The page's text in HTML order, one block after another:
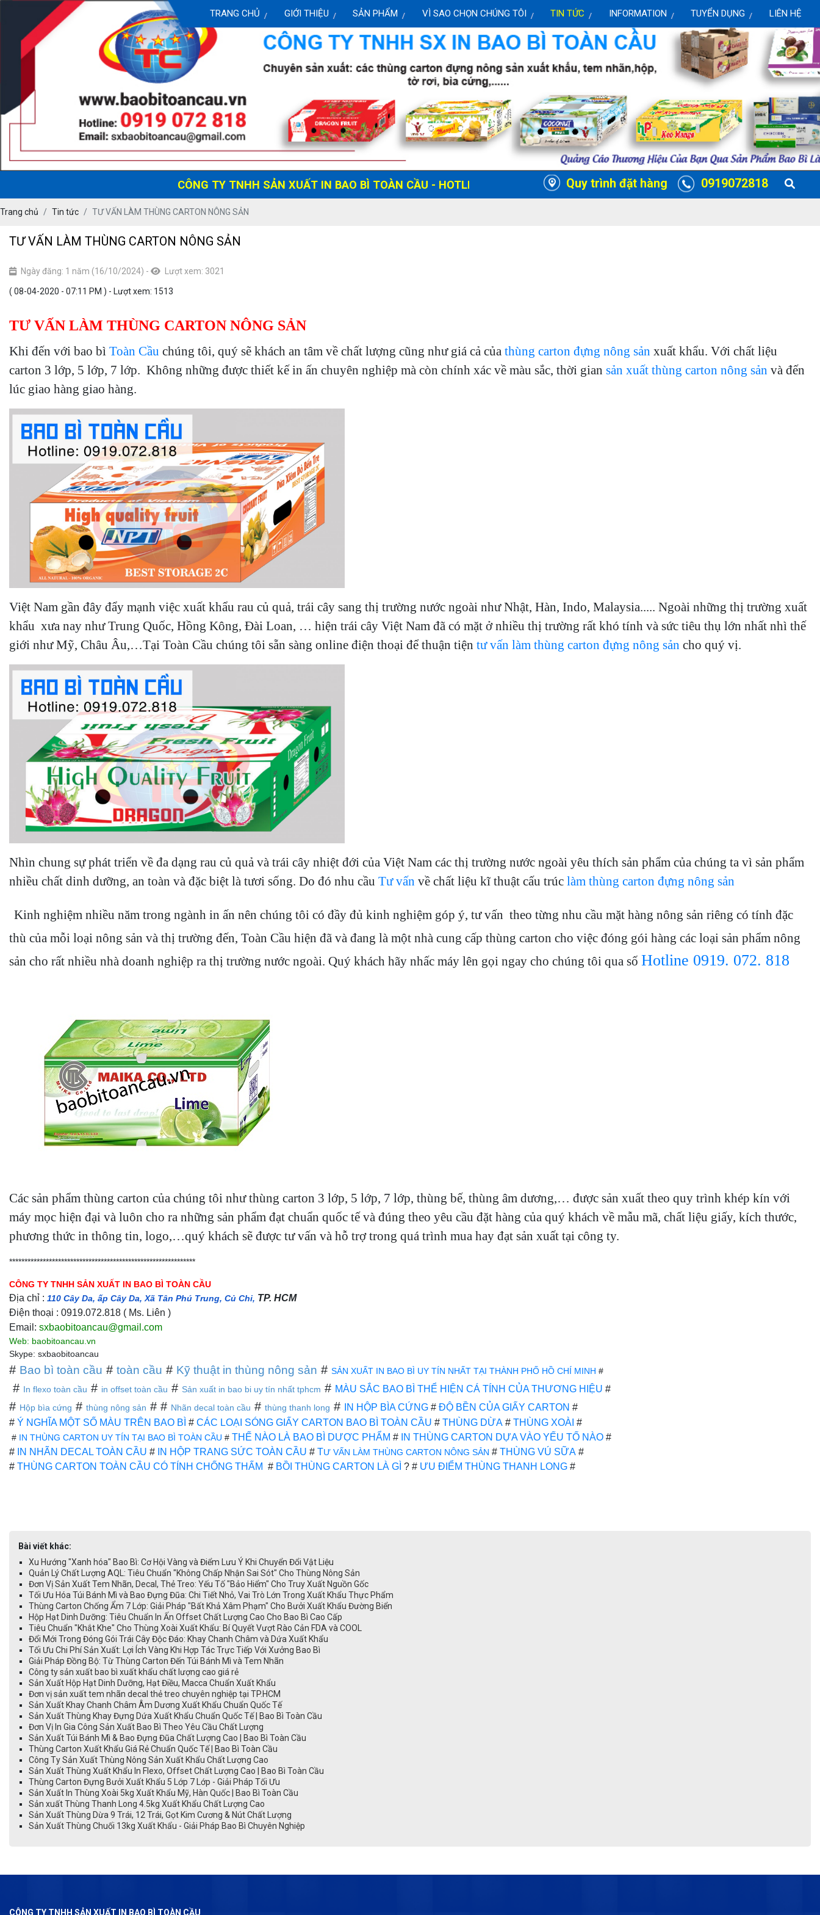
CÔNG TY TNHH SẢN XUẤT IN BAO BÌ TOÀN CẦU - HOTLINE: 0919 072 818 Quy trình đặt hàng 0919072818
TRANG CHỦ GIỚI THIỆU SẢN PHẨM VÌ SAO CHỌN CHÚNG TÔI TIN TỨC INFORMATION TUYỂN DỤNG LIÊN HỆ
Trang chủ Tin tức TƯ VẤN LÀM THÙNG CARTON NÔNG SẢN
TƯ VẤN LÀM THÙNG CARTON NÔNG SẢN
Ngày đăng: 1 năm (16/10/2024) - Lượt xem: 3021
( 08-04-2020 - 07:11 PM ) - Lượt xem: 1513
TƯ VẤN LÀM THÙNG CARTON NÔNG SẢN
Khi đến với bao bì Toàn Cầu chúng tôi, quý sẽ khách an tâm về chất lượng cũng như giá cả của thùng carton đựng nông sản xuất khẩu. Với chất liệu
carton 3 lớp, 5 lớp, 7 lớp. Không những được thiết kế in ấn chuyên nghiệp mà còn chính xác về màu sắc, thời gian sản xuất thùng carton nông sản và đến
lúc giao hàng giao hàng.
Việt Nam gần đây đẩy mạnh việc xuất khẩu rau củ quả, trái cây sang thị trường nước ngoài như Nhật, Hàn, Indo, Malaysia..... Ngoài những thị trường xuất
khẩu xưa nay như Trung Quốc, Hồng Kông, Đài Loan, … hiện trái cây Việt Nam đã có mặt ở nhiều thị trường rất khó tính và sức tiêu thụ lớn nhất nhì thế
giới như Mỹ, Châu Âu,…Tại Toàn Cầu chúng tôi sẵn sàng online điện thoại để thuận tiện tư vấn làm thùng carton đựng nông sản cho quý vị.
Nhìn chung sự phát triển về đa dạng rau củ quả và trái cây nhiệt đới của Việt Nam các thị trường nước ngoài yêu thích sản phẩm của chúng ta vì sản phẩm
nhiều chất dinh dưỡng, an toàn và đặc biệt là tươi sống. Do đó nhu cầu Tư vấn về chất liệu kĩ thuật cấu trúc làm thùng carton đựng nông sản
Kinh nghiệm nhiều năm trong ngành in ấn nên chúng tôi có đầy đủ kinh nghiệm góp ý, tư vấn theo từng nhu cầu mặt hàng nông sản riêng có tính đặc
thù của mỗi loại nông sản và thị trường đến, Toàn Cầu hiện đã và đang là một nhà cung cấp thùng carton cho việc đóng gói hàng các loại sản phẩm nông
sản cho rất nhiều nhà doanh nghiệp ra thị trường nước ngoài. Quý khách hãy nhấc máy lên gọi ngay cho chúng tôi qua số Hotline 0919. 072. 818
Các sản phẩm thùng carton của chúng tôi như thùng carton 3 lớp, 5 lớp, 7 lớp, thùng bế, thùng âm dương,… được sản xuất theo quy trình khép kín với
máy mọc hiện đại và luôn cho ra những sản phẩm đạt chuẩn quốc tế và đúng theo yêu cầu đặt hàng của quý khách về mẫu mã, chất liệu giấy, kích thước,
phương thức in thông tin, logo,…quý khách sẽ được tư vấn và hỗ trợ trong quá trình mua hay đạt sản xuất tại công ty.
*************************************************************
CÔNG TY TNHH SẢN XUẤT IN BAO BÌ TOÀN CẦU
Địa chỉ : 110 Cây Da, ấp Cây Da, Xã Tân Phú Trung, Củ Chi, TP. HCM
Điện thoại : 0919.072.818 ( Ms. Liên )
Email: sxbaobitoancau@gmail.com
Web: baobitoancau.vn
Skype: sxbaobitoancau
# Bao bì toàn cầu # toàn cầu # Kỹ thuật in thùng nông sản # SẢN XUẤT IN BAO BÌ UY TÍN NHẤT TẠI THÀNH PHỐ HỒ CHÍ MINH #
# In flexo toàn cầu # in offset toàn cầu # Sản xuất in bao bi uy tín nhất tphcm # MÀU SẮC BAO BÌ THỂ HIỆN CÁ TÍNH CỦA THƯƠNG HIỆU #
# Hộp bìa cứng # thùng nông sản # # Nhãn decal toàn cầu # thùng thanh long # IN HỘP BÌA CỨNG # ĐỘ BỀN CỦA GIẤY CARTON #
# Ý NGHĨA MỘT SỐ MÀU TRÊN BAO BÌ # CÁC LOẠI SÓNG GIẤY CARTON BAO BÌ TOÀN CẦU # THÙNG DỪA # THÙNG XOÀI #
# IN THÙNG CARTON UY TÍN TẠI BAO BÌ TOÀN CẦU # THẾ NÀO LÀ BAO BÌ DƯỢC PHẨM # IN THÙNG CARTON DỰA VÀO YẾU TỐ NÀO #
# IN NHÃN DECAL TOÀN CẦU # IN HỘP TRANG SỨC TOÀN CẦU # TƯ VẤN LÀM THÙNG CARTON NÔNG SẢN # THÙNG VÚ SỮA #
# THÙNG CARTON TOÀN CẦU CÓ TÍNH CHỐNG THẤM # BỒI THÙNG CARTON LÀ GÌ ? # ƯU ĐIỂM THÙNG THANH LONG #
Bài viết khác:
Xu Hướng "Xanh hóa" Bao Bì: Cơ Hội Vàng và Điểm Lưu Ý Khi Chuyển Đổi Vật Liệu
Quản Lý Chất Lượng AQL: Tiêu Chuẩn "Không Chấp Nhận Sai Sót" Cho Thùng Nông Sản
Đơn Vị Sản Xuất Tem Nhãn, Decal, Thẻ Treo: Yếu Tố "Bảo Hiểm" Cho Truy Xuất Nguồn Gốc
Tối Ưu Hóa Túi Bánh Mì và Bao Đựng Đũa: Chi Tiết Nhỏ, Vai Trò Lớn Trong Xuất Khẩu Thực Phẩm
Thùng Carton Chống Ẩm 7 Lớp: Giải Pháp "Bất Khả Xâm Phạm" Cho Bưởi Xuất Khẩu Đường Biển
Hộp Hạt Dinh Dưỡng: Tiêu Chuẩn In Ấn Offset Chất Lượng Cao Cho Bao Bì Cao Cấp
Tiêu Chuẩn "Khắt Khe" Cho Thùng Xoài Xuất Khẩu: Bí Quyết Vượt Rào Cản FDA và COOL
Đổi Mới Trong Đóng Gói Trái Cây Độc Đáo: Khay Chanh Châm và Dứa Xuất Khẩu
Tối Ưu Chi Phí Sản Xuất: Lợi Ích Vàng Khi Hợp Tác Trực Tiếp Với Xưởng Bao Bì
Giải Pháp Đồng Bộ: Từ Thùng Carton Đến Túi Bánh Mì và Tem Nhãn
Công ty sản xuất bao bì xuất khẩu chất lượng cao giá rẻ
Sản Xuất Hộp Hạt Dinh Dưỡng, Hạt Điều, Macca Chuẩn Xuất Khẩu
Đơn vị sản xuất tem nhãn decal thẻ treo chuyên nghiệp tại TP.HCM
Sản Xuất Khay Chanh Châm Âm Dương Xuất Khẩu Chuẩn Quốc Tế
Sản Xuất Thùng Khay Đựng Dứa Xuất Khẩu Chuẩn Quốc Tế | Bao Bì Toàn Cầu
Đơn Vị In Gia Công Sản Xuất Bao Bì Theo Yêu Cầu Chất Lượng
Sản Xuất Túi Bánh Mì & Bao Đựng Đũa Chất Lượng Cao | Bao Bì Toàn Cầu
Thùng Carton Xuất Khẩu Giá Rẻ Chuẩn Quốc Tế | Bao Bì Toàn Cầu
Công Ty Sản Xuất Thùng Nông Sản Xuất Khẩu Chất Lượng Cao
Sản Xuất Thùng Xuất Khẩu In Flexo, Offset Chất Lượng Cao | Bao Bì Toàn Cầu
Thùng Carton Đựng Bưởi Xuất Khẩu 5 Lớp 7 Lớp - Giải Pháp Tối Ưu
Sản Xuất In Thùng Xoài 5kg Xuất Khẩu Mỹ, Hàn Quốc | Bao Bì Toàn Cầu
Sản xuất Thùng Thanh Long 4.5kg Xuất Khẩu Chất Lượng Cao
Sản Xuất Thùng Dừa 9 Trái, 12 Trái, Gọt Kim Cương & Nút Chất Lượng
Sản Xuất Thùng Chuối 13kg Xuất Khẩu - Giải Pháp Bao Bì Chuyên Nghiệp
CÔNG TY TNHH SẢN XUẤT IN BAO BÌ TOÀN CẦU